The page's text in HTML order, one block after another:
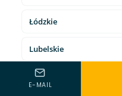
Łódzkie
Lubelskie
Lubuskie
E-MAIL